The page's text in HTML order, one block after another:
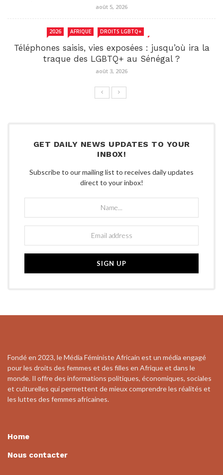
août 5, 2026
2026 AFRIQUE DROITS LGBTQ+
Téléphones saisis, vies exposées : jusqu’où ira la
traque des LGBTQ+ au Sénégal ?
août 3, 2026
GET DAILY NEWS UPDATES TO YOUR
INBOX!
Subscribe to our mailing list to receives daily updates
direct to your inbox!
Fondé en 2023, le Média Féministe Africain est un média engagé
pour les droits des femmes et des filles en Afrique et dans le
monde. Il offre des informations politiques, économiques, sociales
et culturelles qui permettent de mieux comprendre les réalités et
les luttes des femmes africaines.
Home
Nous contacter